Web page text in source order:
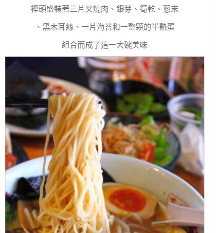
裡頭盛裝著三片叉燒肉、銀芽、筍乾、蔥末
、黑木耳絲、一片海苔和一整顆的半熟蛋
組合而成了這一大碗美味